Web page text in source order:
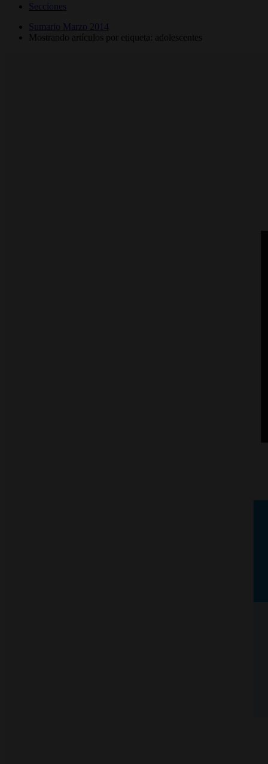
Secciones
Sumario Marzo 2014
Mostrando artículos por etiqueta: adolescentes